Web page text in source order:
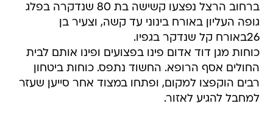
26באורח קל שנדקר בגפיו.
כוחות מגן דוד אדום פינו בפצועים ופינו אותם לבית
החולים אסף הרופא. החשוד נתפס. כוחות ביטחון
רבים הוקפצו למקום, ופתחו במצוד אחר סייען שעזר
למחבל להגיע לאזור.